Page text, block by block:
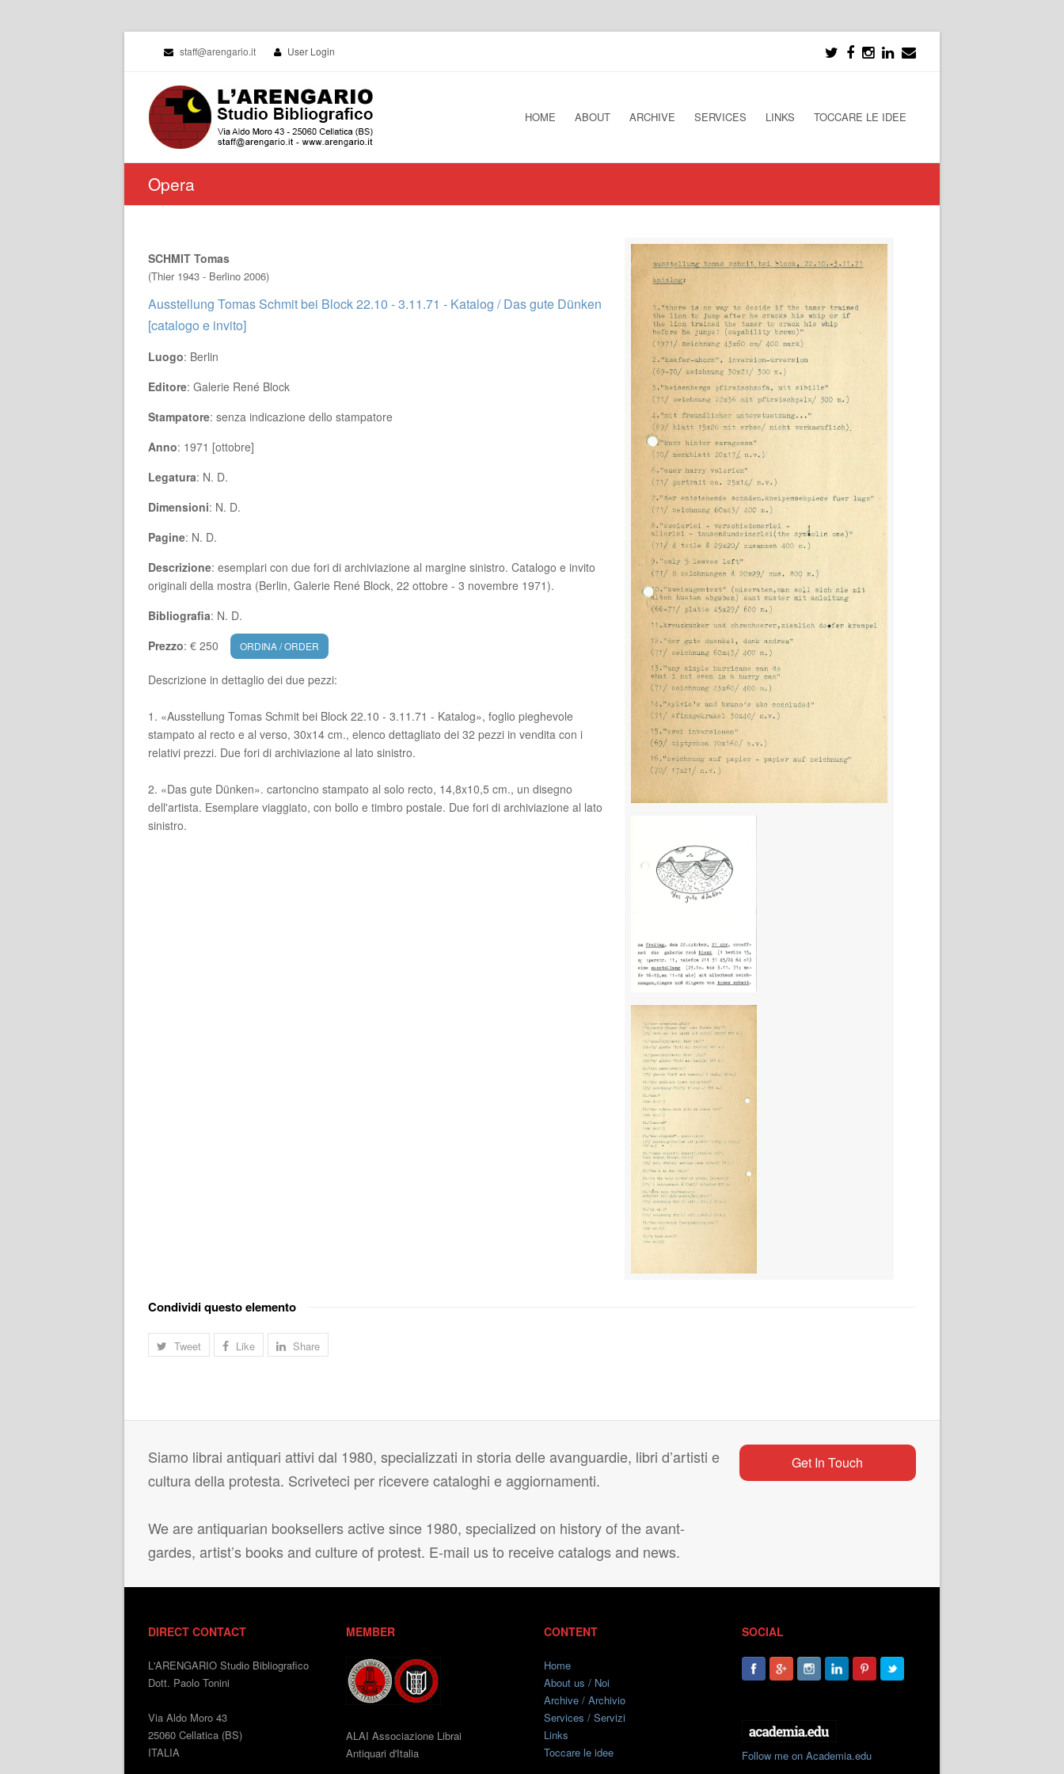
staff@arengario.it User Login
HOME ABOUT ARCHIVE SERVICES LINKS TOCCARE LE IDEE
Opera
SCHMIT Tomas
(Thier 1943 - Berlino 2006)
Ausstellung Tomas Schmit bei Block 22.10 - 3.11.71 - Katalog / Das gute Dünken
[catalogo e invito]
Luogo: Berlin
Editore: Galerie René Block
Stampatore: senza indicazione dello stampatore
Anno: 1971 [ottobre]
Legatura: N. D.
Dimensioni: N. D.
Pagine: N. D.
Descrizione: esemplari con due fori di archiviazione al margine sinistro. Catalogo e invito
originali della mostra (Berlin, Galerie René Block, 22 ottobre - 3 novembre 1971).
Bibliografia: N. D.
Prezzo: € 250 ORDINA / ORDER
Descrizione in dettaglio dei due pezzi:
1. «Ausstellung Tomas Schmit bei Block 22.10 - 3.11.71 - Katalog», foglio pieghevole
stampato al recto e al verso, 30x14 cm., elenco dettagliato dei 32 pezzi in vendita con i
relativi prezzi. Due fori di archiviazione al lato sinistro.
2. «Das gute Dünken». cartoncino stampato al solo recto, 14,8x10,5 cm., un disegno
dell'artista. Esemplare viaggiato, con bollo e timbro postale. Due fori di archiviazione al lato
sinistro.
Condividi questo elemento
Tweet Like Share
Siamo librai antiquari attivi dal 1980, specializzati in storia delle avanguardie, libri d’artisti e
cultura della protesta. Scriveteci per ricevere cataloghi e aggiornamenti.
We are antiquarian booksellers active since 1980, specialized on history of the avant-
gardes, artist’s books and culture of protest. E-mail us to receive catalogs and news.
Get In Touch
DIRECT CONTACT
L'ARENGARIO Studio Bibliografico
Dott. Paolo Tonini
Via Aldo Moro 43
25060 Cellatica (BS)
ITALIA
MEMBER
ALAI Associazione Librai
Antiquari d'Italia
CONTENT
Home
About us / Noi
Archive / Archivio
Services / Servizi
Links
Toccare le idee
SOCIAL
Follow me on Academia.edu